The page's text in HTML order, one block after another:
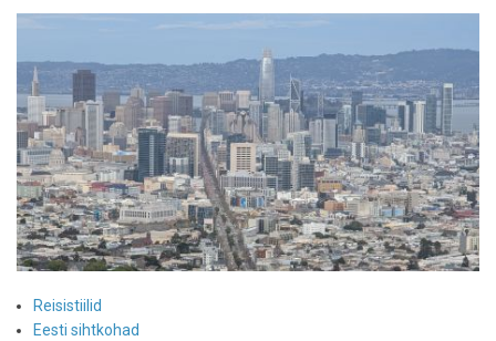
Reisistiilid
Eesti sihtkohad